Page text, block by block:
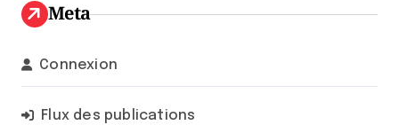
Meta
Connexion
Flux des publications